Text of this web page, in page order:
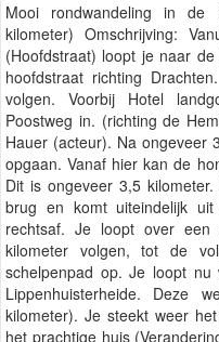
Mooi rondwandeling in de
kilometer) Omschrijving:
(Hoofdstraat) loopt je naar
hoofdstraat richting
volgen. Voorbij Hotel
Poostweg in. (richting de
Hauer (acteur). Na ongeveer
opgaan. Vanaf hier kan de
Dit is ongeveer 3,5
brug en komt uiteindelijk
rechtsaf. Je loopt over
kilometer volgen, tot de
schelpenpad op. Je loopt nu
Lippenhuisterheide. Deze
kilometer). Je steekt weer
het prachtige huis